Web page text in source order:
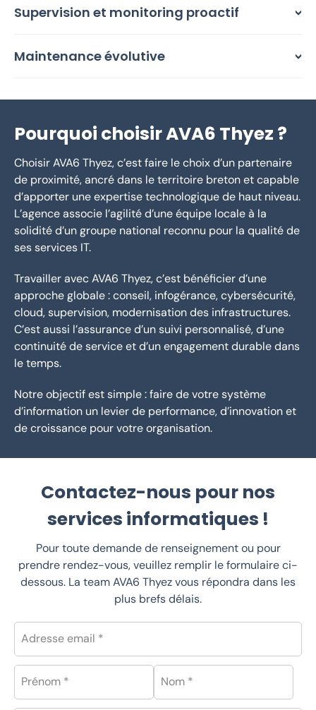
Supervision et monitoring proactif
Maintenance évolutive
Pourquoi choisir AVA6 Thyez ?
Choisir AVA6 Thyez, c’est faire le choix d’un partenaire
de proximité, ancré dans le territoire breton et capable
d’apporter une expertise technologique de haut niveau.
L’agence associe l’agilité d’une équipe locale à la
solidité d’un groupe national reconnu pour la qualité de
ses services IT.
Travailler avec AVA6 Thyez, c’est bénéficier d’une
approche globale : conseil, infogérance, cybersécurité,
cloud, supervision, modernisation des infrastructures.
C’est aussi l’assurance d’un suivi personnalisé, d’une
continuité de service et d’un engagement durable dans
le temps.
Notre objectif est simple : faire de votre système
d’information un levier de performance, d’innovation et
de croissance pour votre organisation.
Contactez-nous pour nos
services informatiques !
Pour toute demande de renseignement ou pour
prendre rendez-vous, veuillez remplir le formulaire ci-
dessous. La team AVA6 Thyez vous répondra dans les
plus brefs délais.
Adresse email *
Prénom * Nom *